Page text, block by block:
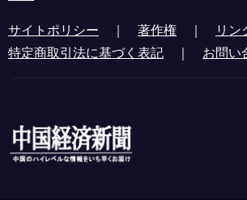
サイトポリシー ｜ 著作権 ｜ リン
特定商取引法に基づく表記 ｜ お問い